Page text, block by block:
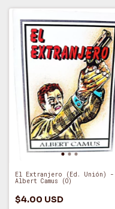
El Extranjero (Ed. Unión) -
Albert Camus (O)
$4.00 USD